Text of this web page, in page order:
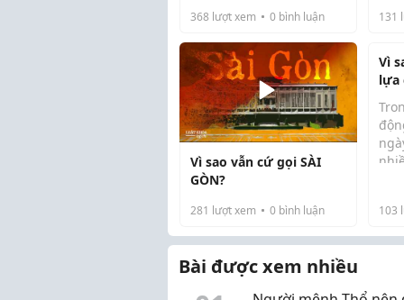
Khu đô thị Thanh Hà nổi
gần 15ha, được ví như “lá
phổi xan...
368 lượt xem 0 bình luận 131
Vì sao vẫn cứ gọi SÀI
GÒN?
281 lượt xem 0 bình luận
Vì
lựa
để
lợi
103
Bài được xem nhiều